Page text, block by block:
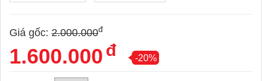
Giá gốc: 2.000.000đ
1.600.000 đ -20%